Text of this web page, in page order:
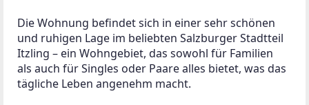
Die Wohnung befindet sich in einer sehr schönen
und ruhigen Lage im beliebten Salzburger Stadtteil
Itzling – ein Wohngebiet, das sowohl für Familien
als auch für Singles oder Paare alles bietet, was das
tägliche Leben angenehm macht.